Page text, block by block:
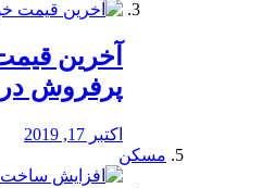
آخرین
پرفروش در
اکتبر 17, 2019
مسکن